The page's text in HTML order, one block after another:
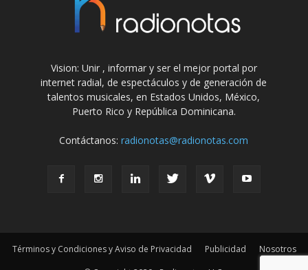
Vision: Unir , informar y ser el mejor portal por
internet radial, de espectáculos y de generación de
talentos musicales, en Estados Unidos, México,
Puerto Rico y República Dominicana.
Contáctanos:radionotas@radionotas.com
Términos y Condiciones y Aviso de Privacidad Publicidad
Nosotros